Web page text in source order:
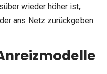
wieder höher ist,
ans Netz zurückgeben.